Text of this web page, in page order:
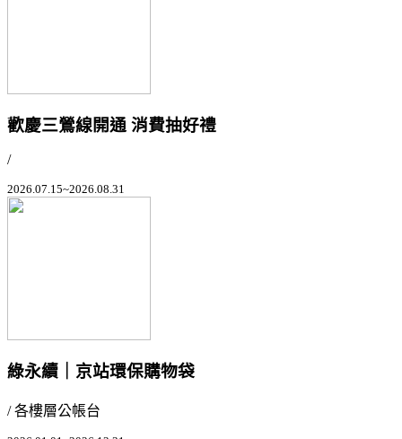
歡慶三鶯線開通 消費抽好禮
/
2026.07.15~2026.08.31
綠永續｜京站環保購物袋
/ 各樓層公帳台